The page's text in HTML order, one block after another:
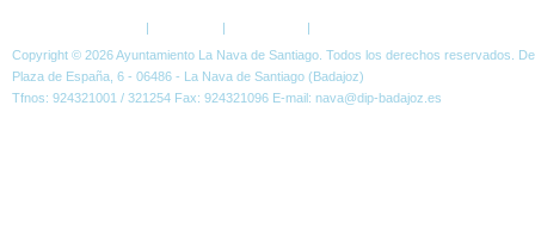
| | |
Copyright © 2026 Ayuntamiento La Nava de Santiago. Todos los derechos reservados.
Plaza de España, 6 - 06486 - La Nava de Santiago (Badajoz)
Tfnos: 924321001 / 321254 Fax: 924321096 E-mail: nava@dip-badajoz.es